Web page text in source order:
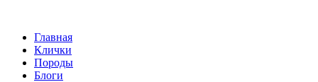
Главная
Клички
Породы
Блоги